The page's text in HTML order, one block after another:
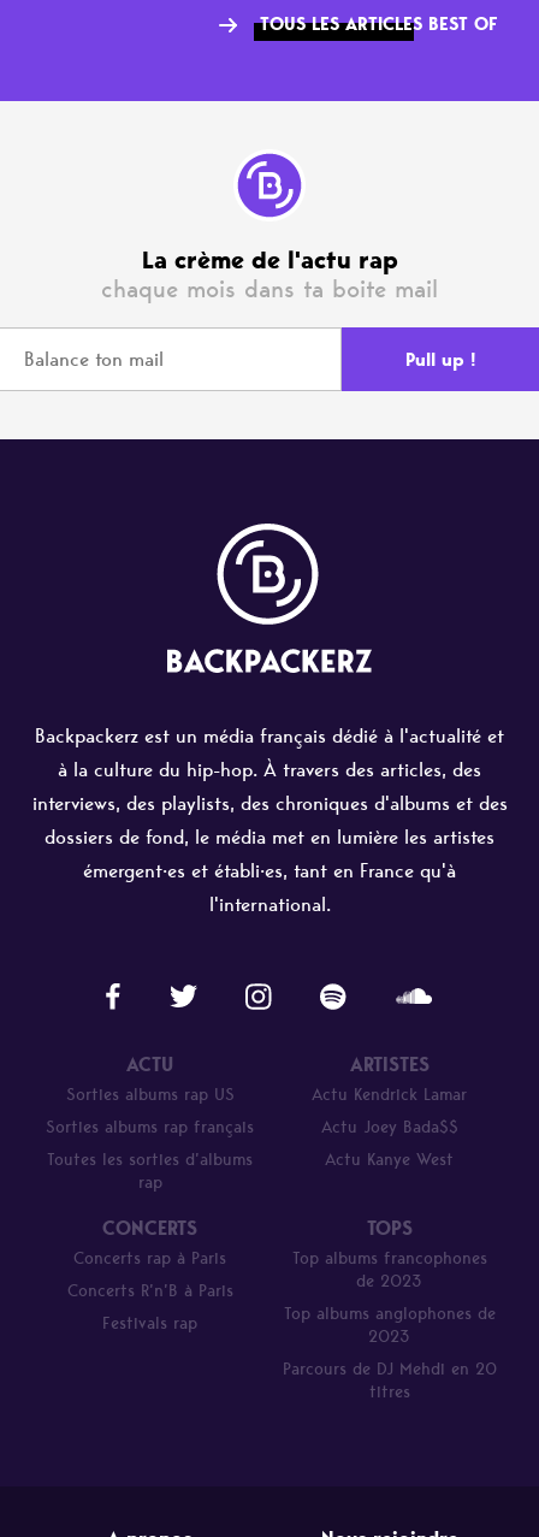
TOUS LES ARTICLES BEST OF
La crème de l'actu rap
chaque mois dans ta boite mail
Backpackerz est un média français dédié à l'actualité et
à la culture du hip-hop. À travers des articles, des
interviews, des playlists, des chroniques d'albums et des
dossiers de fond, le média met en lumière les artistes
émergent·es et établi·es, tant en France qu'à
l'international.
ACTU
Sorties albums rap US
Sorties albums rap français
Toutes les sorties d’albums
rap
ARTISTES
Actu Kendrick Lamar
Actu Joey Bada$$
Actu Kanye West
CONCERTS
Concerts rap à Paris
Concerts R’n’B à Paris
Festivals rap
TOPS
Top albums francophones
de 2023
Top albums anglophones de
2023
Parcours de DJ Mehdi en 20
titres